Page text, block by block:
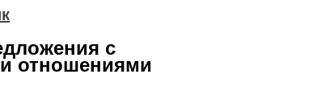
с
отношениями